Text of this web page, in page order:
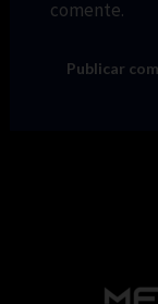
comente.